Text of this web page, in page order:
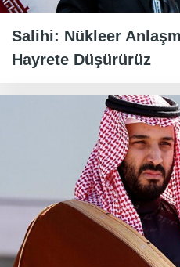
Salihi: Nükleer
Hayrete Düşürürüz